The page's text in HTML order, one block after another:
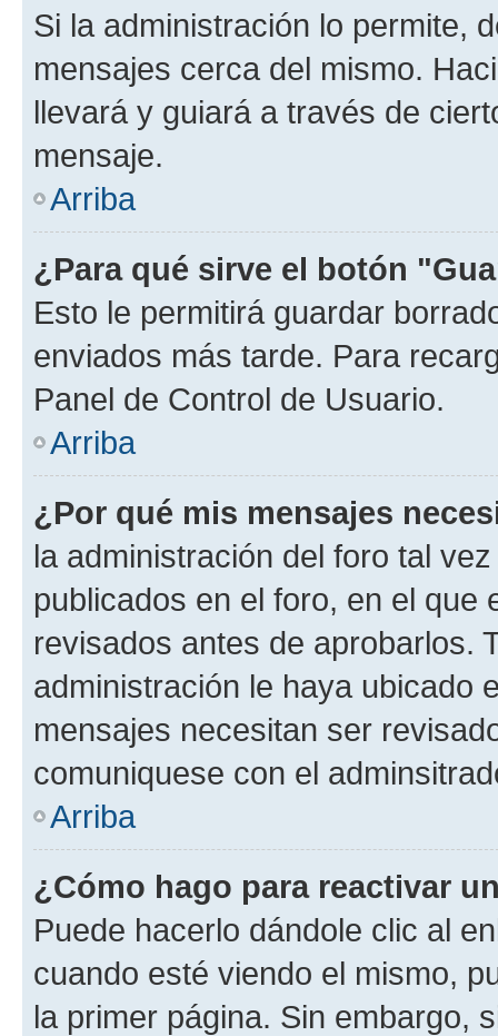
Si la administración lo permite,
mensajes cerca del mismo.
llevará y guiará a través de
mensaje.
Arriba
¿Para qué sirve el botón
Esto le permitirá guardar
enviados más tarde. Para
Panel de Control de Usuario.
Arriba
¿Por qué mis mensajes
la administración del foro tal
publicados en el foro, en el
revisados antes de aprobarlos.
administración le haya ubicado
mensajes necesitan ser
comuniquese con el
Arriba
¿Cómo hago para reactivar
Puede hacerlo dándole clic al
cuando esté viendo el mismo,
la primer página. Sin embargo,